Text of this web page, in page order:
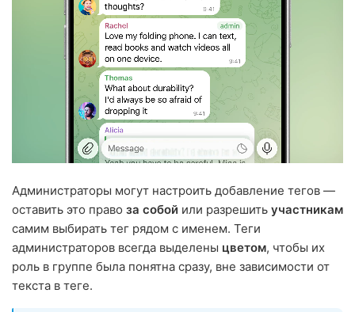
Администраторы могут настроить добавление тегов —
оставить это право за собой или разрешить участникам
самим выбирать тег рядом с именем. Теги
администраторов всегда выделены цветом, чтобы их
роль в группе была понятна сразу, вне зависимости от
текста в теге.